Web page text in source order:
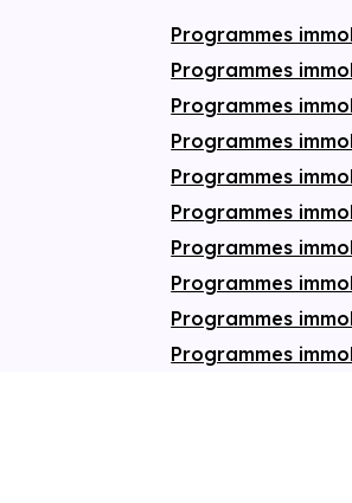
Programmes
Programmes
Programmes
Programmes
Programmes
Programmes
Programmes
Programmes
Programmes
Programmes